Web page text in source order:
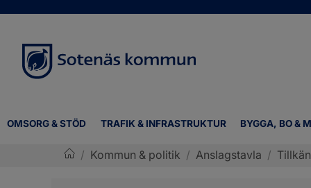
OMSORG & STÖD TRAFIK & INFRASTRUKTUR BYGGA, BO &
/ Kommun & politik / Anslagstavla /